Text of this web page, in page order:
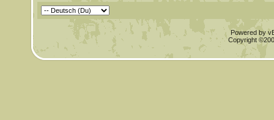
Powered by
Copyright